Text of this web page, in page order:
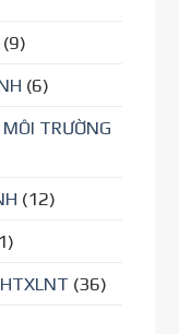
(9)
(6)
TRƯỜNG
(12)
(36)